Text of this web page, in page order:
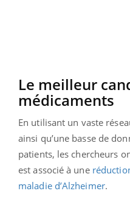
Le meilleur
médicaments
En utilisant un vaste
ainsi qu’une basse de
patients, les chercheurs
est associé à une
maladie d’Alzheimer.